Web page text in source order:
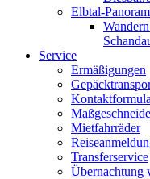
Elbtal-
Service
Ermäßigungen
Mietfahrräder
Transferservice
Übernachtung